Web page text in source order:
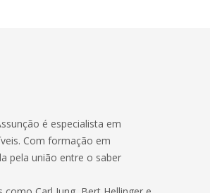
é especialista em
Com formação em
pela união entre o saber